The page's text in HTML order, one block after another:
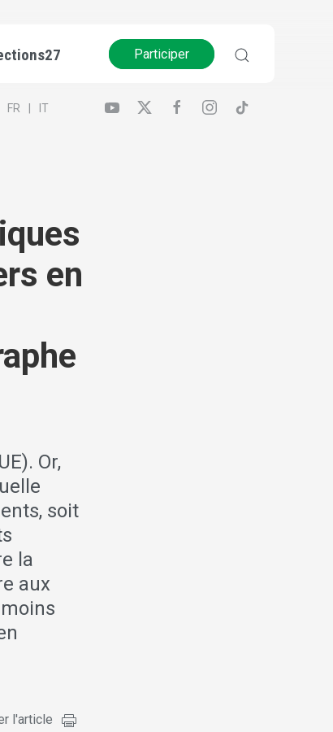
Participer
FR IT
en
Or,
soit
la
aux
l'article